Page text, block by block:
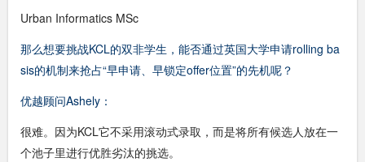
Urban Informatics MSc
那么想要挑战KCL的双非学生，能否通过英国大学申请rolling ba
sis的机制来抢占“早申请、早锁定offer位置”的先机呢？
优越顾问Ashely：
很难。因为KCL它不采用滚动式录取，而是将所有候选人放在一
个池子里进行优胜劣汰的挑选。